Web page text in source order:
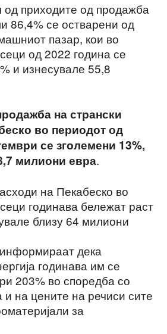
од приходите од продажба
86,4% се остварени од
пазар, кои во
од 2022 година се
и изнесувале 55,8
на странски
во периодот од
се зголемени 13%,
милиони евра.
на Пекабеско во
годинава бележат раст
близу 64 милиони
дека
годинава им се
203% во споредба со
на цените на речиси сите
за